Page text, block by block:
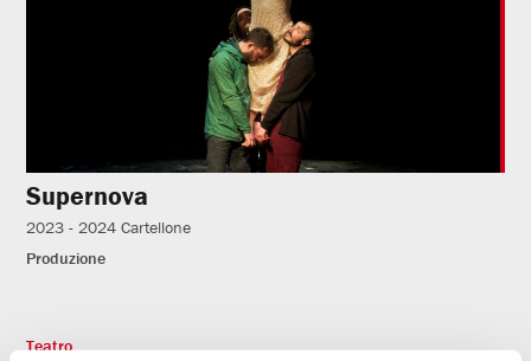
Supernova
2023 - 2024 Cartellone
Produzione
Teatro